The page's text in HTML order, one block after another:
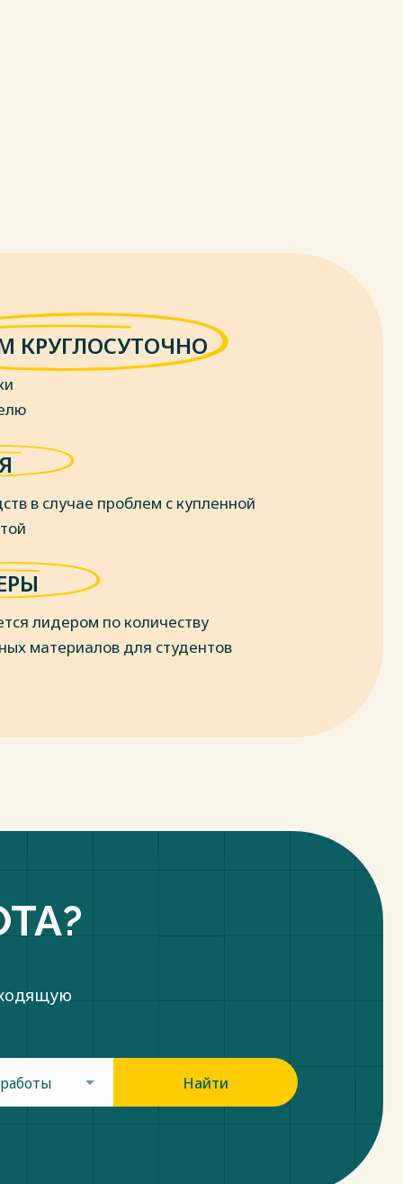
КРУГЛОСУТОЧНО
в случае проблем с купленной
лидером по количеству
материалов для студентов
Найти